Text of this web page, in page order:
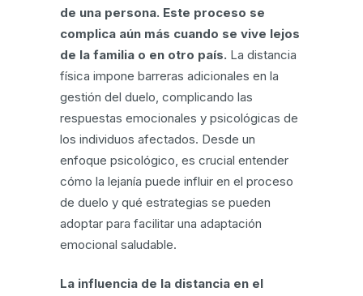
de una persona. Este proceso se
complica aún más cuando se vive lejos
de la familia o en otro país. La distancia
física impone barreras adicionales en la
gestión del duelo, complicando las
respuestas emocionales y psicológicas de
los individuos afectados. Desde un
enfoque psicológico, es crucial entender
cómo la lejanía puede influir en el proceso
de duelo y qué estrategias se pueden
adoptar para facilitar una adaptación
emocional saludable.
La influencia de la distancia en el